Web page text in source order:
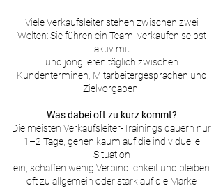
Viele Verkaufsleiter stehen zwischen zwei
Welten: Sie führen ein Team, verkaufen selbst
aktiv mit
und jonglieren täglich zwischen
Kundenterminen, Mitarbeitergesprächen und
Zielvorgaben.
Was dabei oft zu kurz kommt?
Die meisten Verkaufsleiter-Trainings dauern nur
1–2 Tage, gehen kaum auf die individuelle
Situation
ein, schaffen wenig Verbindlichkeit und bleiben
oft zu allgemein oder stark auf die Marke